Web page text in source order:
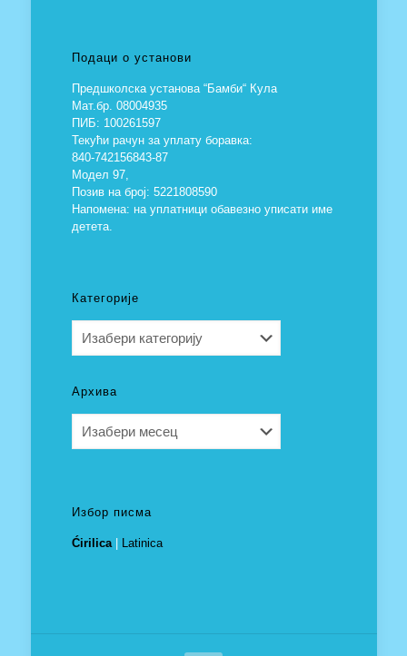
Подаци о установи
Предшколска установа “Бамби“ Кула
Мат.бр. 08004935
ПИБ: 100261597
Текући рачун за уплату боравка:
840-742156843-87
Модел 97,
Позив на број: 5221808590
Напомена: на уплатници обавезно уписати име
детета.
Категорије
Архива
Избор писма
Ćirilica| Latinica